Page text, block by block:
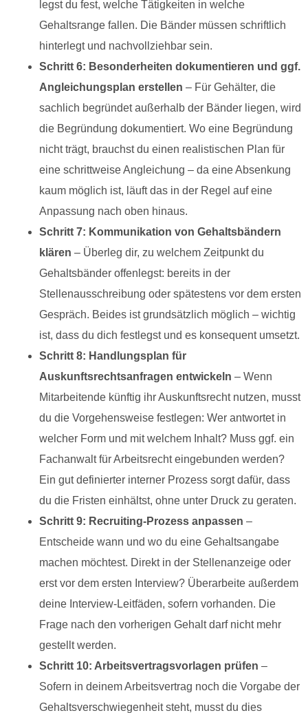
legst du fest, welche Tätigkeiten in welche
Gehaltsrange fallen. Die Bänder müssen schriftlich
hinterlegt und nachvollziehbar sein.
Schritt 6: Besonderheiten dokumentieren und ggf.
Angleichungsplan erstellen – Für Gehälter, die
sachlich begründet außerhalb der Bänder liegen, wird
die Begründung dokumentiert. Wo eine Begründung
nicht trägt, brauchst du einen realistischen Plan für
eine schrittweise Angleichung – da eine Absenkung
kaum möglich ist, läuft das in der Regel auf eine
Anpassung nach oben hinaus.
Schritt 7: Kommunikation von Gehaltsbändern
klären – Überleg dir, zu welchem Zeitpunkt du
Gehaltsbänder offenlegst: bereits in der
Stellenausschreibung oder spätestens vor dem ersten
Gespräch. Beides ist grundsätzlich möglich – wichtig
ist, dass du dich festlegst und es konsequent umsetzt.
Schritt 8: Handlungsplan für
Auskunftsrechtsanfragen entwickeln – Wenn
Mitarbeitende künftig ihr Auskunftsrecht nutzen, musst
du die Vorgehensweise festlegen: Wer antwortet in
welcher Form und mit welchem Inhalt? Muss ggf. ein
Fachanwalt für Arbeitsrecht eingebunden werden?
Ein gut definierter interner Prozess sorgt dafür, dass
du die Fristen einhältst, ohne unter Druck zu geraten.
Schritt 9: Recruiting-Prozess anpassen –
Entscheide wann und wo du eine Gehaltsangabe
machen möchtest. Direkt in der Stellenanzeige oder
erst vor dem ersten Interview? Überarbeite außerdem
deine Interview-Leitfäden, sofern vorhanden. Die
Frage nach den vorherigen Gehalt darf nicht mehr
gestellt werden.
Schritt 10: Arbeitsvertragsvorlagen prüfen –
Sofern in deinem Arbeitsvertrag noch die Vorgabe der
Gehaltsverschwiegenheit steht, musst du dies